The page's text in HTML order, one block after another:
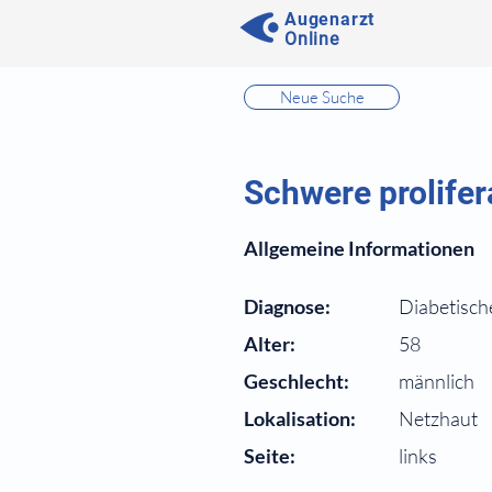
Online
Augenarzt
Neue Suche
Schwere
Allgemeine Informationen
Diagnose:
Alter:
58
Geschlecht:
männlich
Lokalisation:
Netzhaut
Seite:
links